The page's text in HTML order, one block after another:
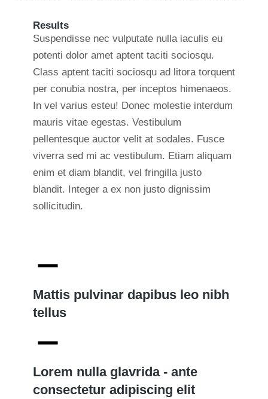
Results
Suspendisse nec vulputate nulla iaculis eu
potenti dolor amet aptent taciti sociosqu.
Class aptent taciti sociosqu ad litora torquent
per conubia nostra, per inceptos himenaeos.
In vel varius esteu! Donec molestie interdum
mauris vitae egestas. Vestibulum
pellentesque auctor velit at sodales. Fusce
viverra sed mi ac vestibulum. Etiam aliquam
enim et diam blandit, vel fringilla justo
blandit. Integer a ex non justo dignissim
sollicitudin.
Mattis pulvinar dapibus leo nibh
tellus
Lorem nulla glavrida - ante
consectetur adipiscing elit